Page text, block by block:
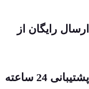
ارسال رایگان از
پشتیبانی 24 ساعته